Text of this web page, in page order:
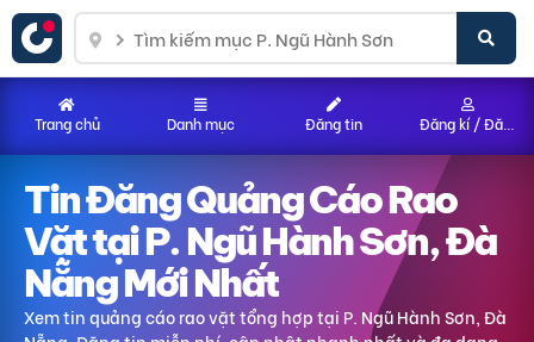
Tin Đăng Quảng Cáo Rao
Vặttại P. Ngũ Hành Sơn, Đà
NẵngMới Nhất
Xem tin quảng cáo rao vặt tổng hợptại P. Ngũ Hành Sơn, Đà
Trang chủ Danh mục Đăng tin